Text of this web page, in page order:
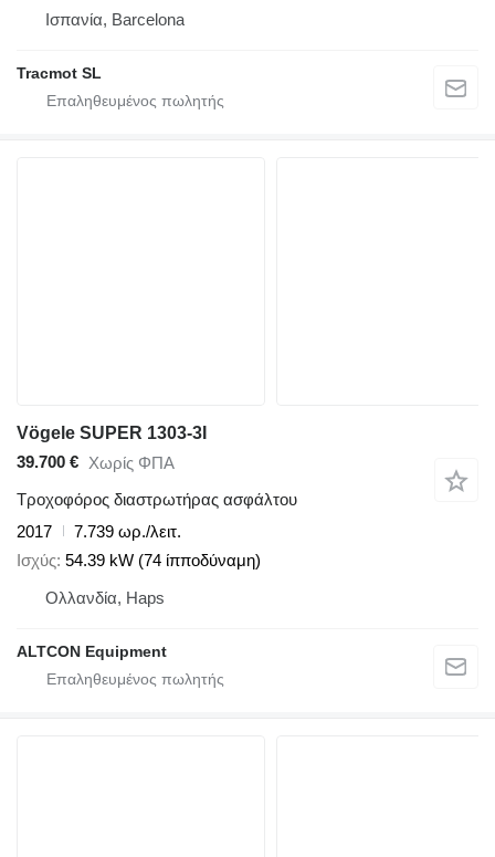
Ισπανία, Barcelona
Tracmot SL
Vögele SUPER 1303-3I
39.700 € Χωρίς ΦΠΑ
Τροχοφόρος διαστρωτήρας ασφάλτου
2017
7.739 ωρ./λειτ.
Ισχύς 54.39 kW (74 ίπποδύναμη)
Ολλανδία, Haps
ALTCON Equipment